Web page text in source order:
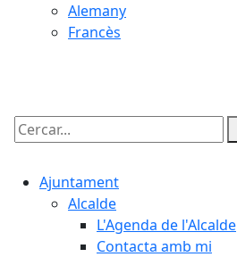
Alemany
Francès
Cercar:
Ajuntament
Alcalde
L'Agenda de l'Alcalde
Contacta amb mi